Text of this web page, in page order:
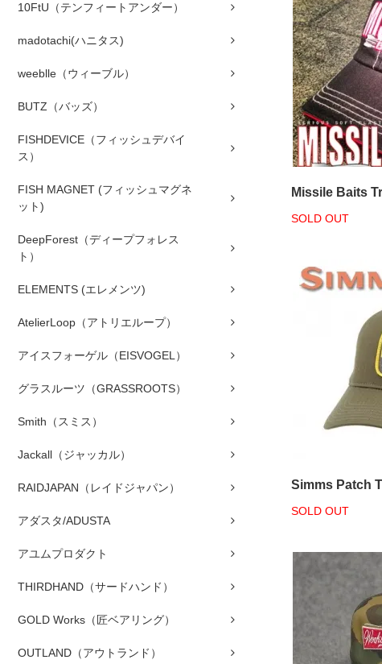
10FtU（テンフィートアンダー）
madotachi(ハニタス)
weeblle（ウィーブル）
BUTZ（バッズ）
FISHDEVICE（フィッシュデバイ
ス）
FISH MAGNET (フィッシュマグネ
ット)
DeepForest（ディープフォレス
ト）
ELEMENTS (エレメンツ)
AtelierLoop（アトリエループ）
アイスフォーゲル（EISVOGEL）
グラスルーツ（GRASSROOTS）
Smith（スミス）
Jackall（ジャッカル）
RAIDJAPAN（レイドジャパン）
アダスタ/ADUSTA
アユムプロダクト
THIRDHAND（サードハンド）
GOLD Works（匠ベアリング）
OUTLAND（アウトランド）
Missile Baits
SOLD OUT
Simms Patch
SOLD OUT